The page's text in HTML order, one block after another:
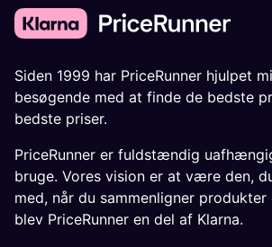
Siden 1999 har PriceRunner hjulpet
besøgende med at finde de bedste
bedste priser.
PriceRunner er fuldstændig
bruge. Vores vision er at være den,
med, når du sammenligner
blev PriceRunner en del af Klarna.